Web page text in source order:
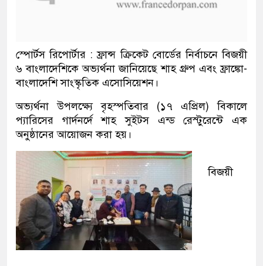
স্পোর্টস রিপোর্টার : ফ্রান্স ক্রিকেট বোর্ডের নির্বাচনে বিজয়ী
৬ বাংলাদেশিকে অভ্যর্থনা জানিয়েছে শাহ গ্রুপ এবং ফ্রাঙ্কো-
বাংলাদেশি সাংস্কৃতিক এসোসিয়েশন।
অভ্যর্থনা উপলক্ষ্যে বৃহস্পতিবার (১৭ এপ্রিল) বিকালে
প্যারিসের গার্দনর্দে শাহ সুইটস এন্ড রেস্টুরেন্টে এক
অনুষ্ঠানের আয়োজন করা হয়।
বিজয়ী